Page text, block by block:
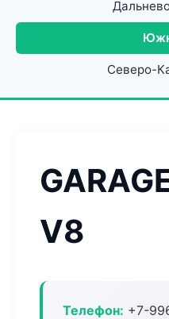
Северо-
V8
Телефон: +7-